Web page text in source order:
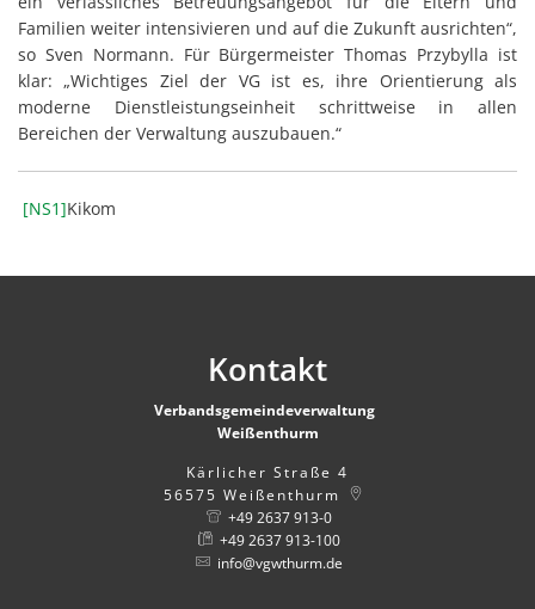
Familien weiter intensivieren und auf die Zukunft ausrichten“,
so Sven Normann. Für Bürgermeister Thomas Przybylla ist
klar: „Wichtiges Ziel der VG ist es, ihre Orientierung als
moderne Dienstleistungseinheit schrittweise in allen
Bereichen der Verwaltung auszubauen.“
[NS1]Kikom
Kontakt
Verbandsgemeindeverwaltung
Weißenthurm
Kärlicher Straße 4
56575 Weißenthurm
+49 2637 913-0
+49 2637 913-100
info@vgwthurm.de